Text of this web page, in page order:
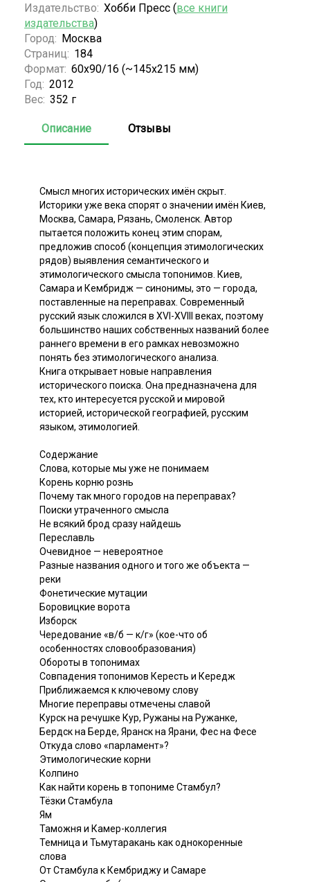
Издательство: Хобби Пресс (все книги
издательства)
Город: Москва
Страниц: 184
Формат: 60x90/16 (~145х215 мм)
Год: 2012
Вес: 352 г
Описание Отзывы
Смысл многих исторических имён скрыт.
Историки уже века спорят о значении имён Киев,
Москва, Самара, Рязань, Смоленск. Автор
пытается положить конец этим спорам,
предложив способ (концепция этимологических
рядов) выявления семантического и
этимологического смысла топонимов. Киев,
Самара и Кембридж — синонимы, это — города,
поставленные на переправах. Современный
русский язык сложился в XVI-XVIII веках, поэтому
большинство наших собственных названий более
раннего времени в его рамках невозможно
понять без этимологического анализа.
Книга открывает новые направления
исторического поиска. Она предназначена для
тех, кто интересуется русской и мировой
историей, исторической географией, русским
языком, этимологией.
Содержание
Слова, которые мы уже не понимаем
Корень корню рознь
Почему так много городов на переправах?
Поиски утраченного смысла
Не всякий брод сразу найдешь
Переславль
Очевидное — невероятное
Разные названия одного и того же объекта —
реки
Фонетические мутации
Боровицкие ворота
Изборск
Чередование «в/б — к/г» (кое-что об
особенностях словообразования)
Обороты в топонимах
Совпадения топонимов Кересть и Кередж
Приближаемся к ключевому слову
Многие переправы отмечены славой
Курск на речушке Кур, Ружаны на Ружанке,
Бердск на Берде, Яранск на Ярани, Фес на Фесе
Откуда слово «парламент»?
Этимологические корни
Колпино
Как найти корень в топониме Стамбул?
Тёзки Стамбула
Ям
Таможня и Камер-коллегия
Темница и Тьмутаракань как однокоренные
слова
От Стамбула к Кембриджу и Самаре